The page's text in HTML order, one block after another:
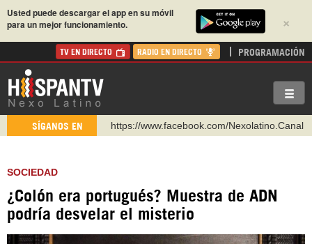
×
Usted puede descargar el app en su móvil
para un mejor funcionamiento.
TV EN DIRECTO RADIO EN DIRECTO PROGRAMACIÓN
SÍGANOS EN
https://www.facebook.com/Nexolatino.Canal
https://t.me/hispantvcanal
https://urmedium.com/c/hispantv
SOCIEDAD
¿Colón era portugués? Muestra de ADN
podría desvelar el misterio